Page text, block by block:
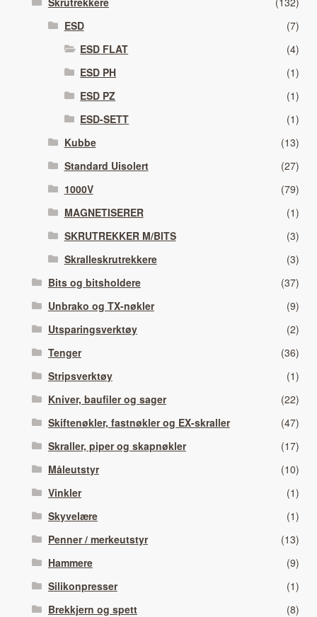
ESD
(7)
ESD FLAT
(4)
ESD PH
(1)
ESD PZ
(1)
ESD-SETT
(1)
Kubbe
(13)
Standard Uisolert
(27)
1000V
(79)
MAGNETISERER
(1)
SKRUTREKKER M/BITS
(3)
Skralleskrutrekkere
(3)
Bits og bitsholdere
(37)
Unbrako og TX-nøkler
(9)
Utsparingsverktøy
(2)
Tenger
(36)
Stripsverktøy
(1)
Kniver, baufiler og sager
(22)
Skiftenøkler, fastnøkler og EX-skraller
(47)
Skraller, piper og skapnøkler
(17)
Måleutstyr
(10)
Vinkler
(1)
Skyvelære
(1)
Penner / merkeutstyr
(13)
Hammere
(9)
Silikonpresser
(1)
Brekkjern og spett
(8)